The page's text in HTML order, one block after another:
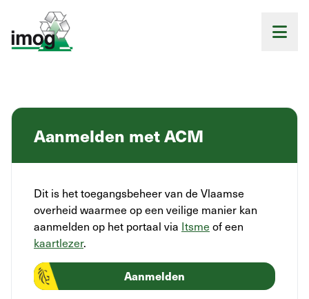
Aanmelden met ACM
Dit is het toegangsbeheer van de Vlaamse
overheid waarmee op een veilige manier kan
aanmelden op het portaal via Itsme of een
kaartlezer.
Aanmelden